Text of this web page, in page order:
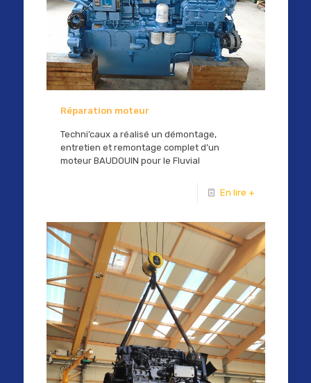
Réparation moteur
Techni’caux a réalisé un démontage,
entretien et remontage complet d’un
moteur BAUDOUIN pour le Fluvial
En lire +